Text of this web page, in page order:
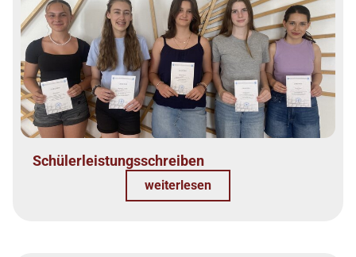
Schülerleistungsschreiben
weiterlesen